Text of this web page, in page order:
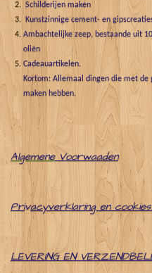
Schilderijen maken
Kunstzinnige cement- en
Ambachtelijke zeep, bestaande uit
oliën
Cadeauartikelen.
Kortom: Allemaal dingen die met
maken hebben.
Algemene Voorwaaden
Privacyverklaring en
LEVERING EN